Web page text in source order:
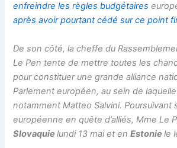
enfreindre les règles budgétaires
après avoir pourtant cédé sur ce point
De son côté, la cheffe du
Le Pen tente de mettre toutes les
pour constituer une grande alliance
Parlement européen, au sein de
notamment Matteo Salvini. Poursuivant
européenne en quête d’alliés, Mme Le
Slovaquielundi 13 mai et enEstoniele